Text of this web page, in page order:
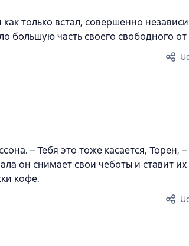
только встал, совершенно
большую часть своего свободного
– Тебя это тоже касается, Торен,
он снимает свои чеботы и ставит
кофе.